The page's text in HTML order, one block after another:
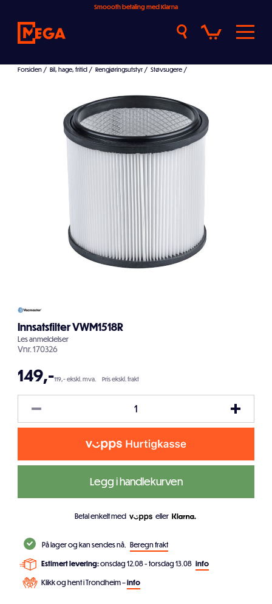
Smoooth betaling med Klarna
Forsiden / Bil, hage, fritid / Rengjøringsutstyr / Støvsugere /
Innsatsfilter VWM1518R
Lesanmeldelser
Vnr.170326
149,-119,- ekskl. mva. Pris ekskl. frakt
Legg i handlekurven
Betal enkelt med eller
På lager og kan sendes nå. Beregn frakt
Estimert levering:onsdag 12.08 - torsdag 13.08 info
Klikk og hent i Trondheim –info